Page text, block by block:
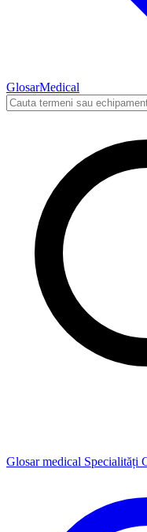
GlosarMedical
Cauta in glosarul medical
Glosar medical Specialități